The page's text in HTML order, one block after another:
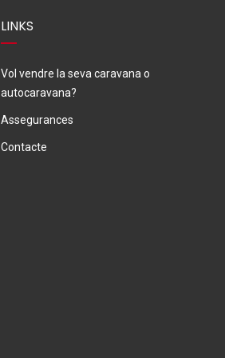
LINKS
Vol vendre la seva caravana o
autocaravana?
Assegurances
Contacte